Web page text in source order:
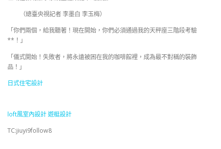
（總臺央視記者 李墨白 李玉梅）
「你們兩個，給我聽著！現在開始，你們必須通過我的天秤座三階段考驗
**！」
「儀式開始！失敗者，將永遠被困在我的咖啡館裡，成為最不對稱的裝飾
品！」
日式住宅設計
loft風室內設計遊艇設計
TC:jiuyi9follow8